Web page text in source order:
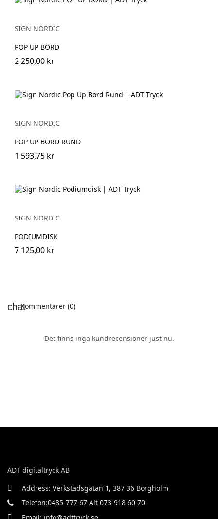
SIGN NORDIC
POP UP BORD
2 250,00 kr
SIGN NORDIC
POP UP BORD RUND
1 593,75 kr
SIGN NORDIC
PODIUMDISK
7 125,00 kr
Kommentarer (0)
Det finns inga kundrecensioner just nu.
ADT digitaltryck AB
Address: Verkstadsgatan 1, 387 36 Borgholm
Telefon:0485-777 67 Alt 073-918 60 70